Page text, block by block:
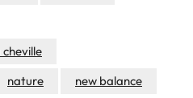
nature
new balance